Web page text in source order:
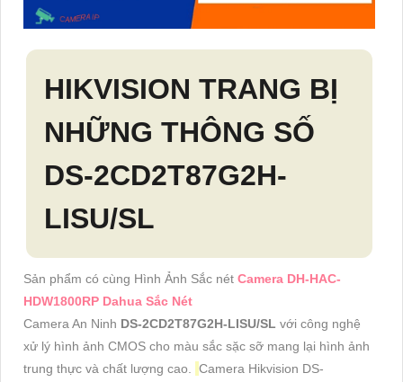
HIKVISION TRANG BỊ
NHỮNG THÔNG SỐ
DS-2CD2T87G2H-
LISU/SL
Sản phẩm có cùng Hình Ảnh Sắc nét Camera DH-HAC-
HDW1800RP Dahua Sắc Nét
Camera An Ninh DS-2CD2T87G2H-LISU/SL với công nghệ
xử lý hình ảnh CMOS cho màu sắc sặc sỡ mang lại hình ảnh
trung thực và chất lượng cao.
Camera Hikvision DS-